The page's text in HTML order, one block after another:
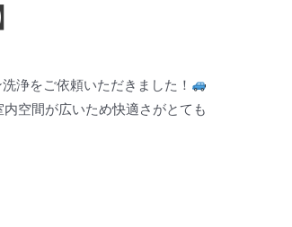
浄をご依頼いただきました！
空間が広いため快適さがとても